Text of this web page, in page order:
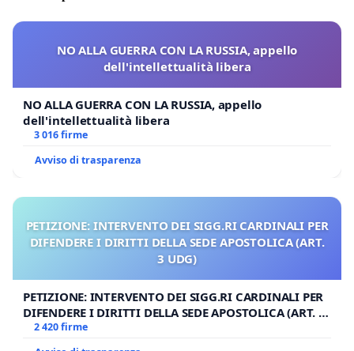
NO ALLA GUERRA CON LA RUSSIA, appello
dell'intellettualità libera
NO ALLA GUERRA CON LA RUSSIA, appello
dell'intellettualità libera
3 016 firme
Avviso di trasparenza
PETIZIONE: INTERVENTO DEI SIGG.RI CARDINALI PER
DIFENDERE I DIRITTI DELLA SEDE APOSTOLICA (ART.
3 UDG)
PETIZIONE: INTERVENTO DEI SIGG.RI CARDINALI PER
DIFENDERE I DIRITTI DELLA SEDE APOSTOLICA (ART. 3
UDG)
2 420 firme